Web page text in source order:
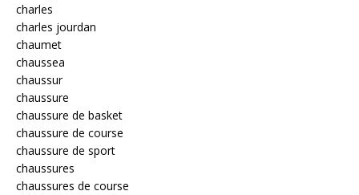
charles
charles jourdan
chaumet
chaussea
chaussur
chaussure
chaussure de basket
chaussure de course
chaussure de sport
chaussures
chaussures de course